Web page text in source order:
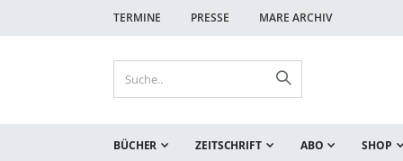
TERMINE PRESSE MARE ARCHIV
BÜCHER ZEITSCHRIFT ABO SHOP